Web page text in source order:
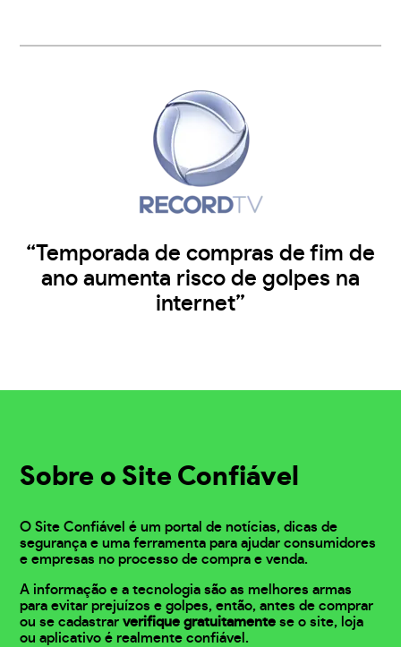
“Temporada de compras de fim de
ano aumenta risco de golpes na
internet”
Sobre o Site Confiável
O Site Confiável é um portal de notícias, dicas de
segurança e uma ferramenta para ajudar consumidores
e empresas no processo de compra e venda.
A informação e a tecnologia são as melhores armas
para evitar prejuízos e golpes, então, antes de comprar
ou se cadastrarverifique gratuitamente se o site, loja
ou aplicativo é realmente confiável.